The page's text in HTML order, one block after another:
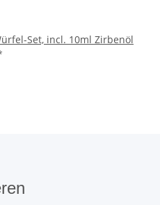
Set, incl. 10ml Zirbenöl